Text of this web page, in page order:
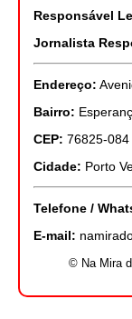
Responsável
Jornalista
Endereço:
Bairro:
CEP: 76825-084
Cidade: Porto
Telefone /
E-mail:
© Na Mira